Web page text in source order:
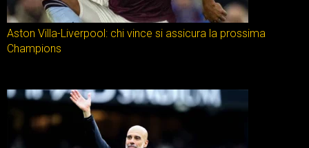
Aston Villa-Liverpool: chi vince si assicura la prossima
Champions